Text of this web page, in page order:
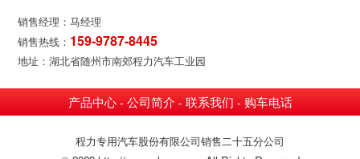
销售经理：马经理
销售热线： 159-9787-8445
地址：湖北省随州市南郊程力汽车工业园
产品中心- 公司简介 - 联系我们 - 购车电话
程力专用汽车股份有限公司销售二十五分公司